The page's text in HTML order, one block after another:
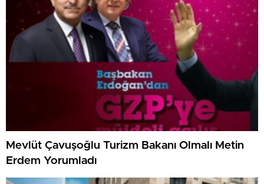
Mevlüt Çavuşoğlu Turizm Bakanı Olmalı Metin
Erdem Yorumladı